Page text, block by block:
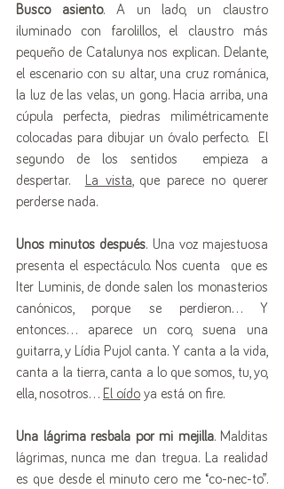
Busco asiento. A un lado, un claustro
iluminado con farolillos, el claustro más
pequeño de Catalunya nos explican. Delante,
el escenario con su altar, una cruz románica,
la luz de las velas, un gong. Hacia arriba, una
cúpula perfecta, piedras milimétricamente
colocadas para dibujar un óvalo perfecto.  El
segundo de los sentidos  empieza a
despertar.
La vista , que parece no querer
perderse nada.
Unos minutos después. Una voz majestuosa
presenta el espectáculo. Nos cuenta  que es
Iter Luminis, de donde salen los monasterios
canónicos, porque se perdieron... Y
entonces... aparece un coro, suena una
guitarra, y Lídia Pujol canta. Y canta a la vida,
canta a la tierra, canta a lo que somos, tu, yo,
ella, nosotros... El oído ya está on fire.
Una lágrima resbala por mi mejilla. Malditas
lágrimas, nunca me dan tregua. La realidad
es que desde el minuto cero me “co-nec-to”.